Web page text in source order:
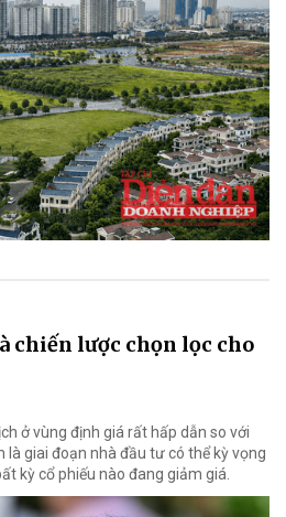
chiến lược chọn lọc cho
ở vùng định giá rất hấp dẫn so với
là giai đoạn nhà đầu tư có thể kỳ vọng
kỳ cổ phiếu nào đang giảm giá.